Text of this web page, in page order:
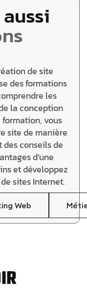
de site
des formations
les
la conception
formation, vous
site de manière
conseils de
d’une
et développez
sites Internet.
Web